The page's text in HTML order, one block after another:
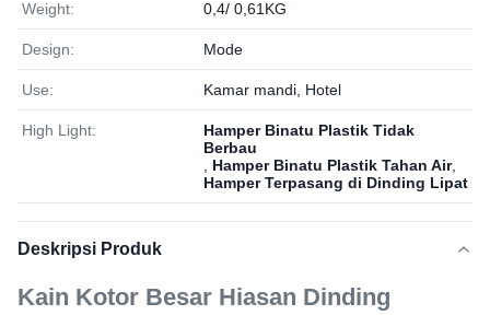
Weight: 0,4/ 0,61KG
Design: Mode
Use: Kamar mandi, Hotel
High Light:
Hamper Binatu Plastik Tidak
Berbau
Hamper Binatu Plastik Tahan Air,
Hamper Terpasang di Dinding Lipat
Deskripsi Produk
Kain Kotor Besar Hiasan Dinding